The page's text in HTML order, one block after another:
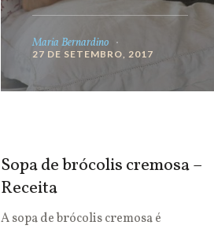
Maria Bernardino
27 DE SETEMBRO, 2017
Sopa de brócolis cremosa –
Receita
A sopa de brócolis cremosa é